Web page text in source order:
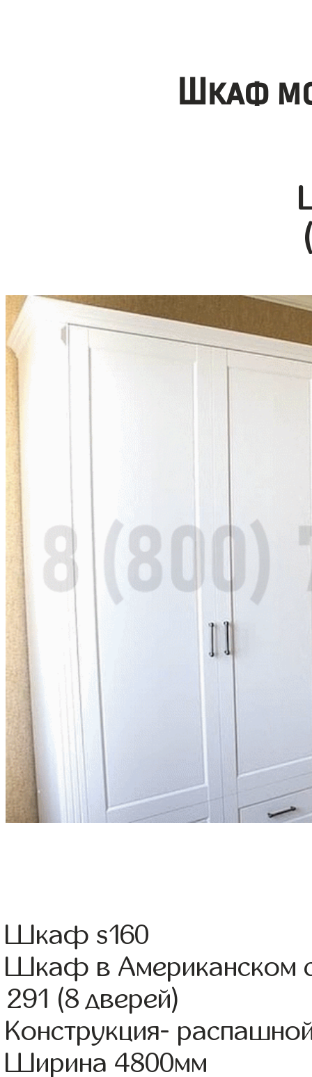
Шкаф
Шкаф s160
Шкаф в Американском
291 (8 дверей)
Конструкция-
Ширина 4800мм